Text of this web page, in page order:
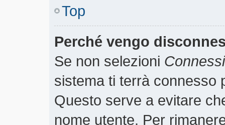
Top
Perché vengo
Se non selezioni
sistema ti terrà connesso
Questo serve a evitare
nome utente. Per